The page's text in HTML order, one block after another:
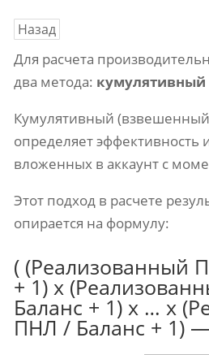
Назад
Для расчета
два метода: кумулятивный
Кумулятивный
определяет эффективность
вложенных в аккаунт с
Этот подход в расчете
опирается на формулу:
( (Реализованный
+ 1) х
Баланс + 1) х … х
ПНЛ / Баланс + 1)